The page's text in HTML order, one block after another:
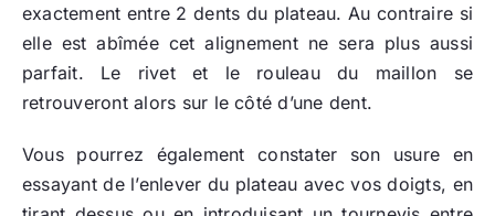
exactement entre 2 dents du plateau. Au contraire si
elle est abîmée cet alignement ne sera plus aussi
parfait. Le rivet et le rouleau du maillon se
retrouveront alors sur le côté d’une dent.
Vous pourrez également constater son usure en
essayant de l’enlever du plateau avec vos doigts, en